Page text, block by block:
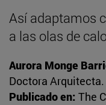
Así adaptamos
a las olas de
Aurora Monge
Doctora Arquitecta.
Publicado en: The